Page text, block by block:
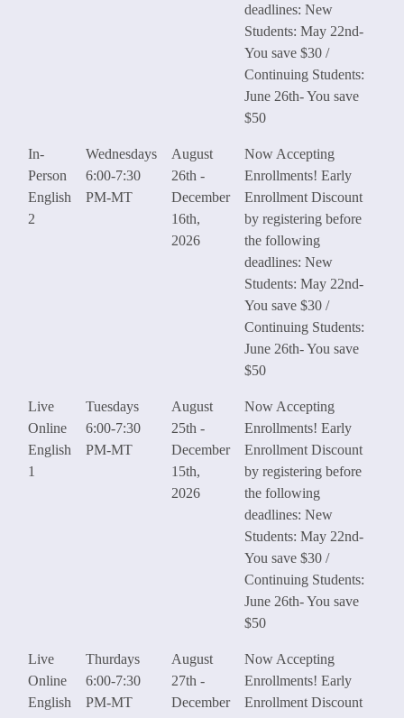
deadlines: New
Students: May 22nd-
You save $30 /
Continuing Students:
June 26th- You save
$50
In-
Person
English
2
Wednesdays
6:00-7:30
PM-MT
August
26th -
December
16th,
2026
Now Accepting
Enrollments! Early
Enrollment Discount
by registering before
the following
deadlines: New
Students: May 22nd-
You save $30 /
Continuing Students:
June 26th- You save
$50
Live
Online
English
1
Tuesdays
6:00-7:30
PM-MT
August
25th -
December
15th,
2026
Now Accepting
Enrollments! Early
Enrollment Discount
by registering before
the following
deadlines: New
Students: May 22nd-
You save $30 /
Continuing Students:
June 26th- You save
$50
Live
Online
English
Thurdays
6:00-7:30
PM-MT
August
27th -
December
Now Accepting
Enrollments! Early
Enrollment Discount